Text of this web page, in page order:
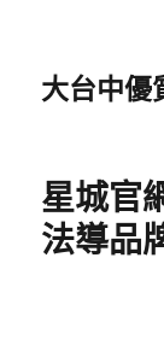
大台中優
星城官
法導品